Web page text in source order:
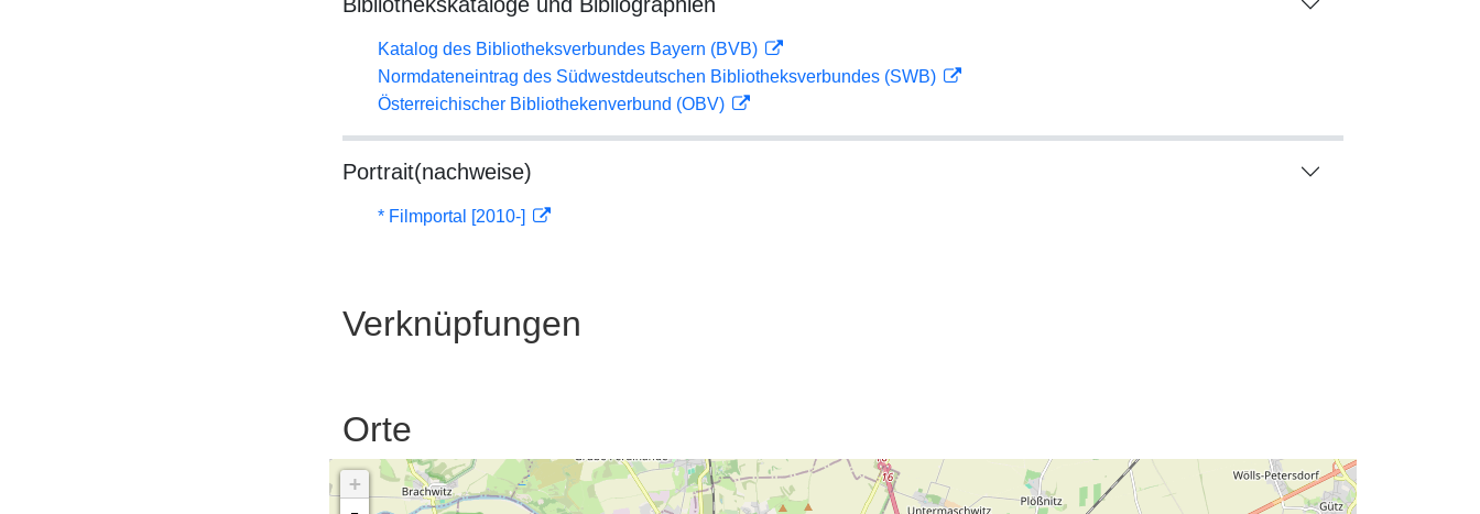
Katalog des Bibliotheksverbundes Bayern (BVB)
Normdateneintrag des Südwestdeutschen Bibliotheksverbundes (SWB)
Österreichischer Bibliothekenverbund (OBV)
Portrait(nachweise)
* Filmportal [2010-]
Verknüpfungen
Orte
+